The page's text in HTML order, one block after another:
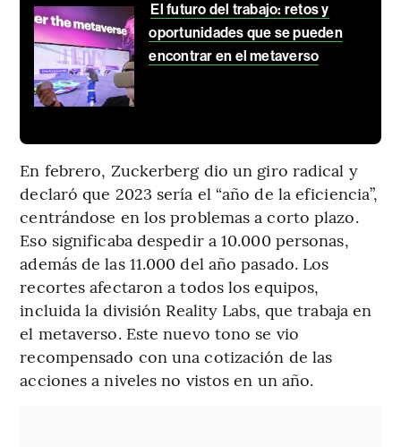
El futuro del trabajo: retos y
oportunidades que se pueden
encontrar en el metaverso
En febrero, Zuckerberg dio un giro radical y
declaró que 2023 sería el “año de la eficiencia”,
centrándose en los problemas a corto plazo.
Eso significaba despedir a 10.000 personas,
además de las 11.000 del año pasado. Los
recortes afectaron a todos los equipos,
incluida la división Reality Labs, que trabaja en
el metaverso. Este nuevo tono se vio
recompensado con una cotización de las
acciones a niveles no vistos en un año.